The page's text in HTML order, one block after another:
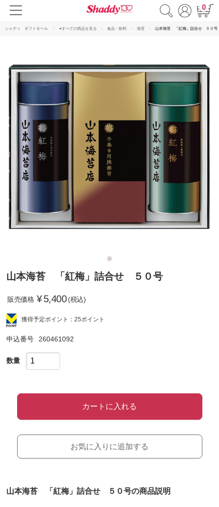
0
シャディ ギフトモール ●すべての商品を見る 食品・飲料 海苔 山本海苔 「紅梅」詰合せ ５０号
山本海苔 「紅梅」詰合せ ５０号
販売価格 ¥5,400 (税込)
獲得予定ポイント：25ポイント
申込番号 260461092
数量
カートに入れる
お気に入りに追加する
山本海苔 「紅梅」詰合せ ５０号の商品説明